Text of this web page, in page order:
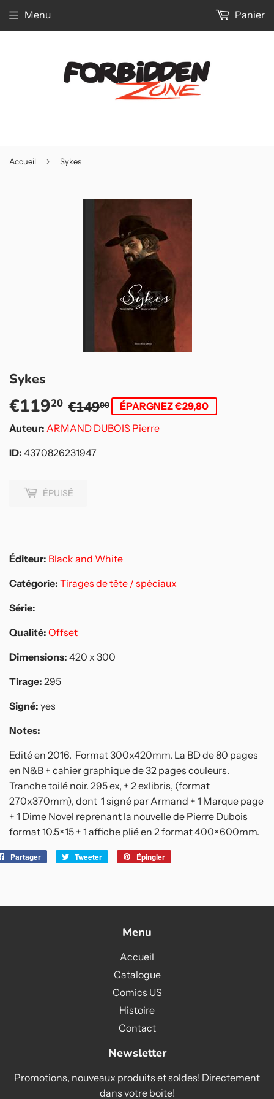
Menu Panier
Accueil › Sykes
Sykes
€11920 €14900Prix
régulier
€149,00
Prix
réduit
€119,20
ÉPARGNEZ €29,80
Auteur: ARMAND DUBOIS Pierre
ID: 4370826231947
ÉPUISÉ
Éditeur: Black and White
Catégorie: Tirages de tête / spéciaux
Série:
Qualité: Offset
Dimensions: 420 x 300
Tirage: 295
Signé: yes
Notes:
Edité en 2016. Format 300x420mm. La BD de 80 pages
en N&B + cahier graphique de 32 pages couleurs.
Tranche toilé noir. 295 ex, + 2 exlibris, (format
270x370mm), dont 1 signé par Armand + 1 Marque page
+ 1 Dime Novel reprenant la nouvelle de Pierre Dubois
format 10.5×15 + 1 affiche plié en 2 format 400×600mm.
Partager
PartagerTweeter
Tweeter
Épingler
Menu
Accueil
Catalogue
Comics US
Histoire
Contact
Newsletter
Promotions, nouveaux produits et soldes! Directement
dans votre boite!